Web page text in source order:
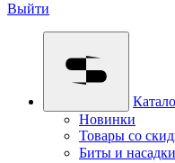
Выйти
Новинки
Товары со
Биты и